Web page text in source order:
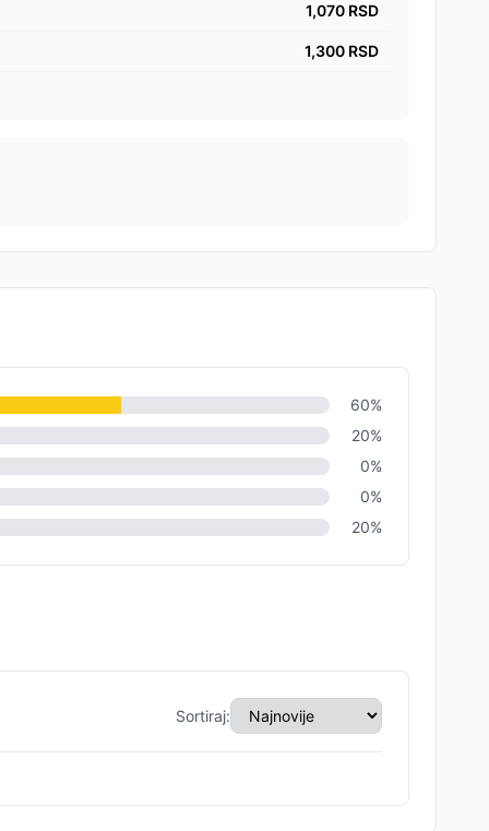
1,070 RSD
1,300 RSD
60%
20%
0%
0%
20%
Sortiraj: